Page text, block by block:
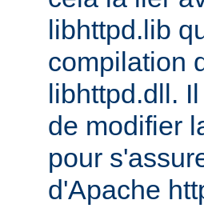
libhttpd.lib
compilation
libhttpd.dll.
de modifier
pour
d'Apache